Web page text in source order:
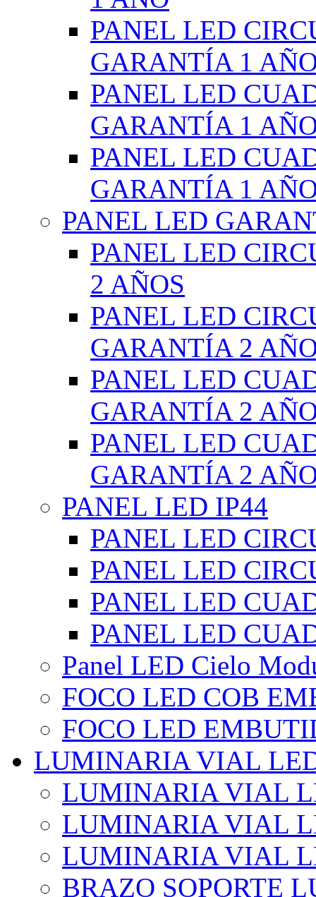
PANEL LED
GARANTÍA 1
PANEL LED
GARANTÍA 1
PANEL LED
GARANTÍA 1
PANEL LED
PANEL LED
2 AÑOS
PANEL LED
GARANTÍA 2
PANEL LED
GARANTÍA 2
PANEL LED
GARANTÍA 2
PANEL LED IP44
PANEL LED
PANEL LED
PANEL LED
PANEL LED
Panel LED Cielo
FOCO LED COB
FOCO LED
LUMINARIA VIAL
LUMINARIA VIAL
LUMINARIA VIAL
LUMINARIA VIAL
BRAZO SOPORTE